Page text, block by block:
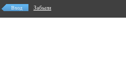
Забыли